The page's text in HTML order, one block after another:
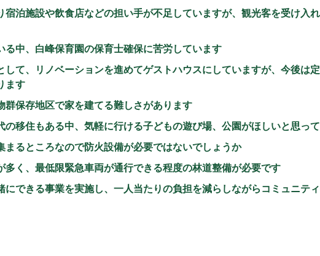
宿泊施設や飲食店などの担い手が不足していますが、観光客を受け入
る中、白峰保育園の保育士確保に苦労しています
して、リノベーションを進めてゲストハウスにしていますが、今後は
ます
群保存地区で家を建てる難しさがあります
の移住もある中、気軽に行ける子どもの遊び場、公園がほしいと思っ
まるところなので防火設備が必要ではないでしょうか
多く、最低限緊急車両が通行できる程度の林道整備が必要です
にできる事業を実施し、一人当たりの負担を減らしながらコミュニテ